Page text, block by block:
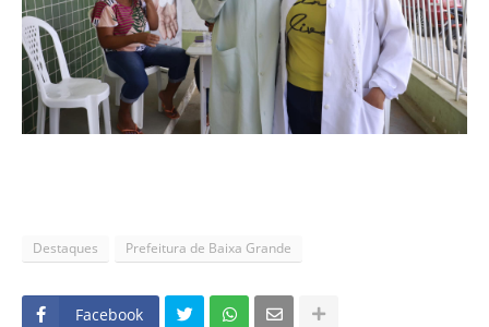
Destaques Prefeitura de Baixa Grande
Facebook